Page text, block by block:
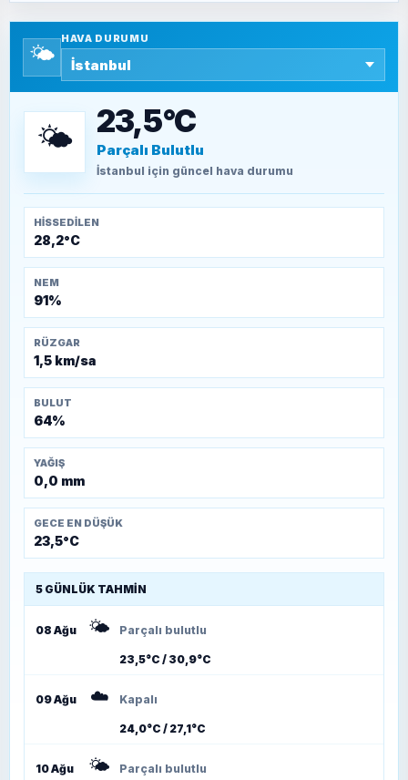
SEYFULLAH ÇİÇEK
TEOMAN ALPASLAN
Kütahya-Eskişehir Muharebeleri (10-24
🌤️
HAVA DURUMU
🌤️ 23,5°C
Parçalı Bulutlu
İstanbul için güncel hava durumu
HISSEDILEN
28,2°C
NEM
91%
RÜZGAR
1,5 km/sa
BULUT
64%
YAĞIŞ
0,0 mm
GECE EN DÜŞÜK
23,5°C
5 GÜNLÜK TAHMIN
08 Ağu 🌤️ Parçalı bulutlu
23,5°C / 30,9°C
09 Ağu ☁️ Kapalı
24,0°C / 27,1°C
10 Ağu 🌤️ Parçalı bulutlu